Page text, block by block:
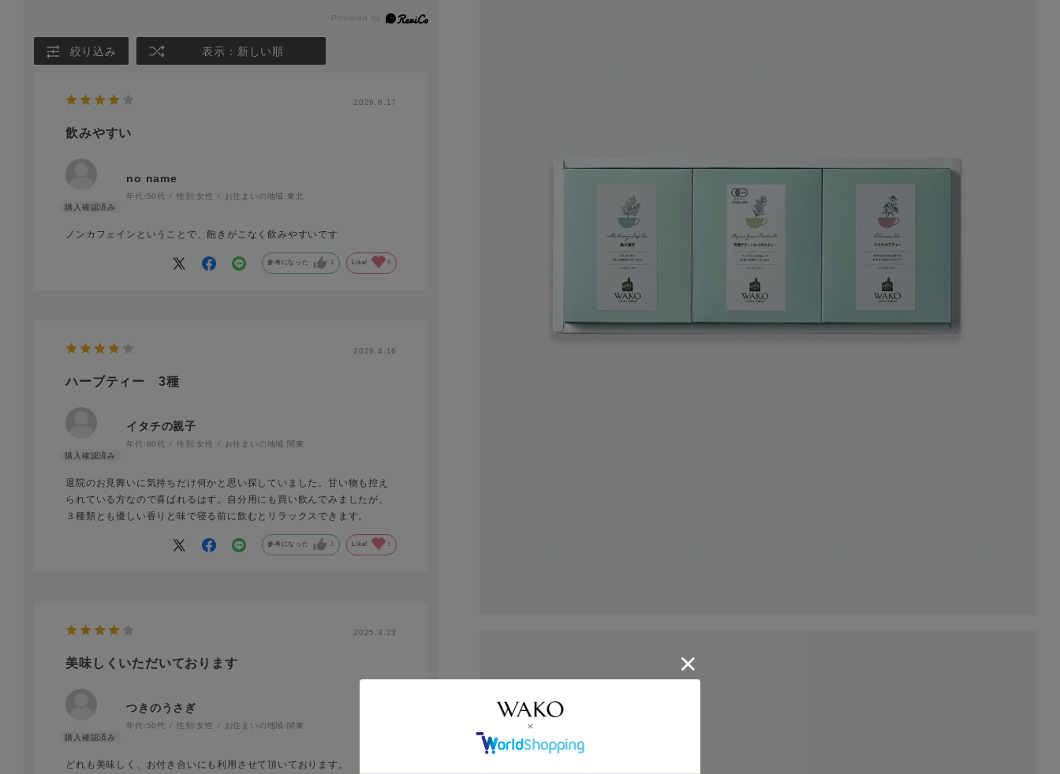
絞り込み 表示：新しい順
2026.6.17
飲みやすい
no name
年代: 50代 性別:女性 お住まいの地域: 東北
ノンカフェインということで、飽きがこなく飲みやすいです
参考になった 1 Like! 0
2026.4.16
ハーブティー 3種
イタチの親子
年代:60代 性別:女性 お住まいの地域: 関東
退院のお見舞いに気持ちだけ何かと思い探していました。甘い物も控え
られている方なので喜ばれるはず。自分用にも買い飲んでみましたが、
３種類とも優しい香りと味で寝る前に飲むとリラックスできます。
参考になった 1 Like! 1
2025.3.23
美味しくいただいております
つきのうさぎ
年代: 50代 性別:女性 お住まいの地域: 関東
どれも美味しく、お付き合いにも利用させて頂いております。